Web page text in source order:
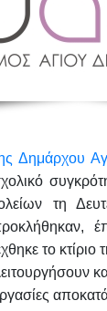
Δημάρχου
τη
το